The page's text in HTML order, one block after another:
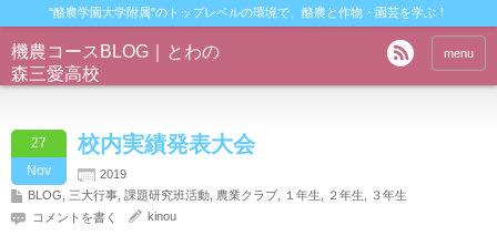
"酪農学園大学附属"のトップレベルの環境で、酪農と作物・園芸を学ぶ！
機農コースBLOG｜とわの
森三愛高校
menu
27
Nov
校内実績発表大会
2019
BLOG
三大行事 課題研究班活動 農業クラブ １年生 ２年生
３年生
コメントを書く
kinou